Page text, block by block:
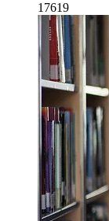
17619